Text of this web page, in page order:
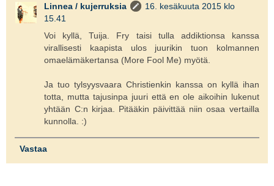
Linnea / kujerruksia
16. kesäkuuta 2015 klo
15.41
Voi kyllä, Tuija. Fry taisi tulla addiktionsa kanssa
virallisesti kaapista ulos juurikin tuon kolmannen
omaelämäkertansa (More Fool Me) myötä.
Ja tuo tylsyysvaara Christienkin kanssa on kyllä ihan
totta, mutta tajusinpa juuri että en ole aikoihin lukenut
yhtään C:n kirjaa. Pitääkin päivittää niin osaa vertailla
kunnolla. :)
Vastaa